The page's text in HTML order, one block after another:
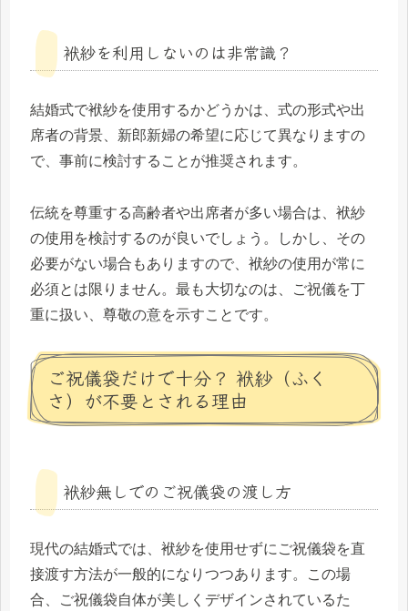
袱紗を利用しないのは非常識？
結婚式で袱紗を使用するかどうかは、式の形式や出
席者の背景、新郎新婦の希望に応じて異なりますの
で、事前に検討することが推奨されます。
伝統を尊重する高齢者や出席者が多い場合は、袱紗
の使用を検討するのが良いでしょう。しかし、その
必要がない場合もありますので、袱紗の使用が常に
必須とは限りません。最も大切なのは、ご祝儀を丁
重に扱い、尊敬の意を示すことです。
ご祝儀袋だけで十分？ 袱紗（ふく
さ）が不要とされる理由
袱紗無しでのご祝儀袋の渡し方
現代の結婚式では、袱紗を使用せずにご祝儀袋を直
接渡す方法が一般的になりつつあります。この場
合、ご祝儀袋自体が美しくデザインされているた